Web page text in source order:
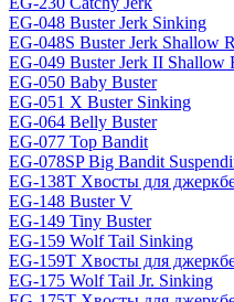
EG-048 Buster Jerk Sinking
EG-048S Buster Jerk Shallow
EG-049 Buster Jerk II Shallow
EG-050 Baby Buster
EG-051 X Buster Sinking
EG-064 Belly Buster
EG-077 Top Bandit
EG-078SP Big Bandit
EG-138T Хвосты для
EG-148 Buster V
EG-149 Tiny Buster
EG-159 Wolf Tail Sinking
EG-159T Хвосты для
EG-175 Wolf Tail Jr. Sinking